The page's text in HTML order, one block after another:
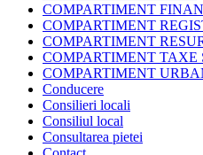
COMPARTIMENT
COMPARTIMENT
COMPARTIMENT
COMPARTIMENT TAXE
COMPARTIMENT
Conducere
Consilieri locali
Consiliul local
Consultarea pietei